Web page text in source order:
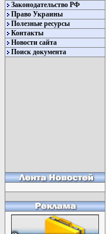
Законодательство РФ
Право Украины
Полезные ресурсы
Контакты
Новости сайта
Поиск документа